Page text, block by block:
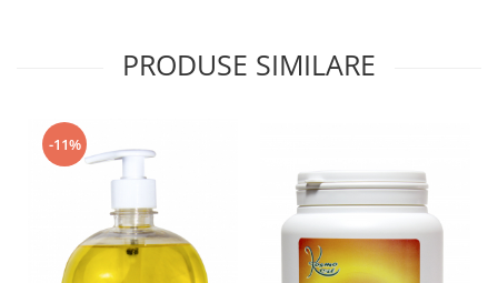
PRODUSE SIMILARE
-11%